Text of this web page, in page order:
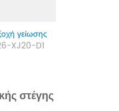
γείωσης
XJ20-D1
στέγης